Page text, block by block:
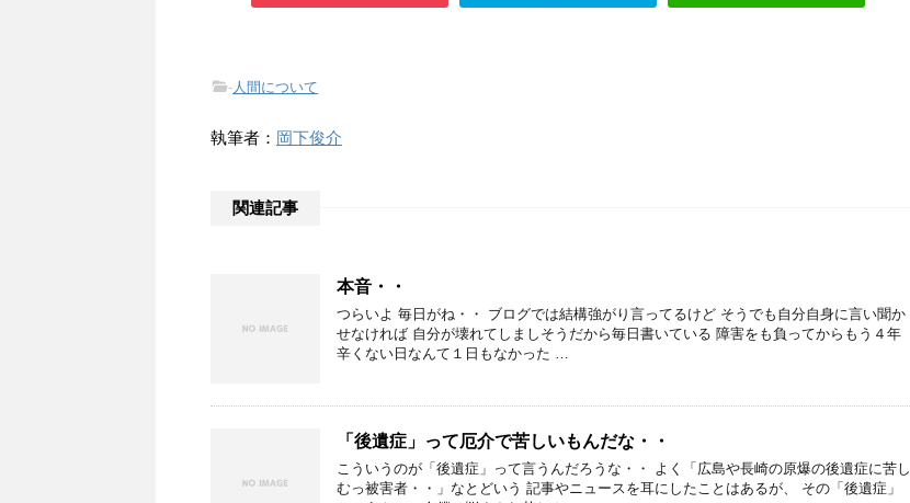
-人間について
執筆者： 岡下俊介
関連記事
本音・・
つらいよ 毎日がね・・ ブログでは結構強がり言ってるけど そうでも自分自身に言い聞か
せなければ 自分が壊れてしましそうだから毎日書いている 障害をも負ってからもう４年
辛くない日なんて１日もなかった …
「後遺症」って厄介で苦しいもんだな・・
こういうのが「後遺症」って言うんだろうな・・ よく「広島や長崎の原爆の後遺症に苦し
むっ被害者・・」なとどいう 記事やニュースを耳にしたことはあるが、 その「後遺症」